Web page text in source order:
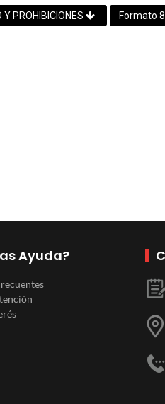
PROHIBICIONES
Formato
Ayuda?